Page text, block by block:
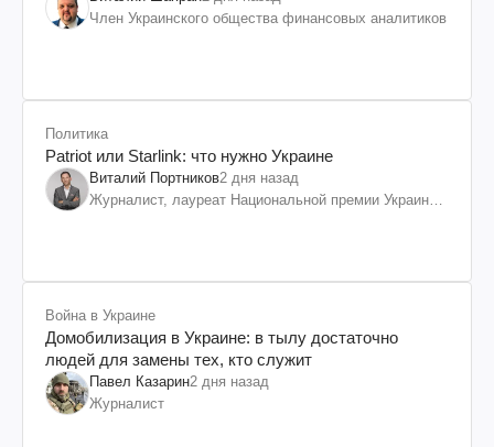
Член Украинского общества финансовых аналитиков
Политика
Patriot или Starlink: что нужно Украине
Виталий Портников2 дня назад
Журналист, лауреат Национальной премии Украины
Война в Украине
Домобилизация в Украине: в тылу достаточно
людей для замены тех, кто служит
Павел Казарин2 дня назад
Журналист